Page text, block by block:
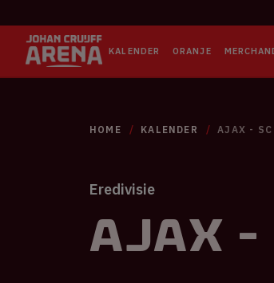
KALENDER ORANJE
HOME KALENDER AJAX - SC
Eredivisie
Ajax -